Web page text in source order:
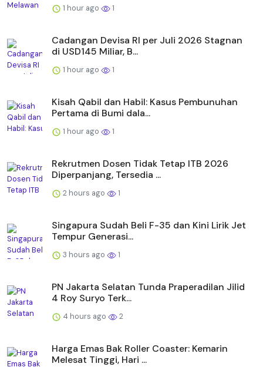
1 hour ago 1
Cadangan Devisa RI per Juli 2026 Stagnan
di USD145 Miliar, B...
1 hour ago 1
Kisah Qabil dan Habil: Kasus Pembunuhan
Pertama di Bumi dala...
1 hour ago 1
Rekrutmen Dosen Tidak Tetap ITB 2026
Diperpanjang, Tersedia ...
2 hours ago 1
Singapura Sudah Beli F-35 dan Kini Lirik Jet
Tempur Generasi...
3 hours ago 1
PN Jakarta Selatan Tunda Praperadilan Jilid
4 Roy Suryo Terk...
4 hours ago 2
Harga Emas Bak Roller Coaster: Kemarin
Melesat Tinggi, Hari ...